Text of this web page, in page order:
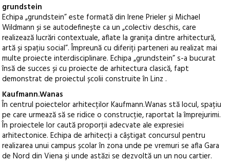
grundstein
Echipa „grundstein” este formată din Irene Prieler și Michael
Wildmann și se autodefinește ca un „colectiv deschis, care
realizează lucrări contextuale, aflate la granița dintre arhitectură,
artă și spațiu social”. Împreună cu diferiți parteneri au realizat mai
multe proiecte interdisciplinare. Echipa „grundstein” s-a bucurat
însă de succes și cu proiecte de arhitectura clasică, fapt
demonstrat de proiectul școlii construite în Linz .
Kaufmann.Wanas
În centrul poiectelor arhitecților Kaufmann.Wanas stă locul, spațiu
pe care urmează să se ridice o construcție, raportat la împrejurimi.
În proiectele lor caută proporții adecvate ale expresiei
arhitectonice. Echipa de arhitecți a câștigat concursul pentru
realizarea unui campus școlar în zona unde pe vremuri se afla Gara
de Nord din Viena și unde astăzi se dezvoltă un un nou cartier.